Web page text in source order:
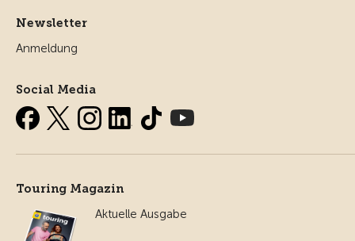
Newsletter
Anmeldung
Social Media
Touring Magazin
Aktuelle Ausgabe